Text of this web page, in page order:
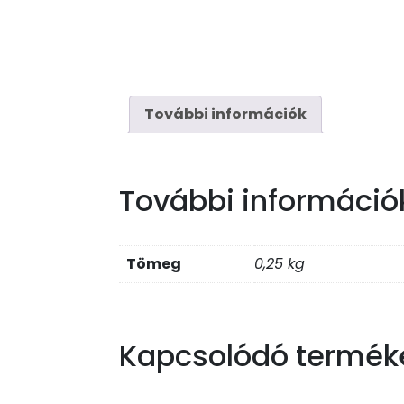
További információk
További
Tömeg 0,25 kg
Kapcsolódó